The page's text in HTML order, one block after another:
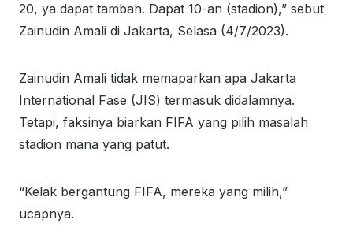
20, ya dapat tambah. Dapat 10-an (stadion),” sebut
Zainudin Amali di Jakarta, Selasa (4/7/2023).
Zainudin Amali tidak memaparkan apa Jakarta
International Fase (JIS) termasuk didalamnya.
Tetapi, faksinya biarkan FIFA yang pilih masalah
stadion mana yang patut.
“Kelak bergantung FIFA, mereka yang milih,”
ucapnya.